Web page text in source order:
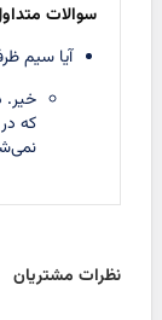
آیا سیم
خیر.
که
نظرات مشتریان